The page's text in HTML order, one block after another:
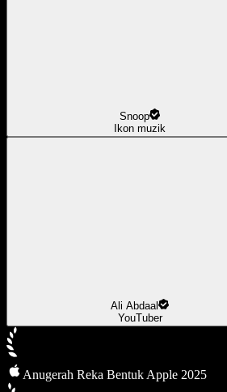
Snoop
Ikon muzik
Ali Abdaal
YouTuber
Anugerah Reka Bentuk Apple 2025